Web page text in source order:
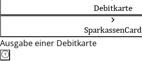
Debitkarte
SparkassenCard
Ausgabe einer Debitkarte